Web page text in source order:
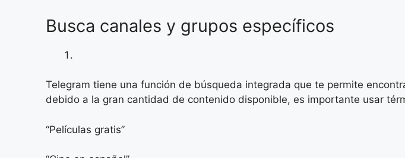
Busca canales y grupos específicos
Telegram tiene una función de búsqueda integrada que te permite
debido a la gran cantidad de contenido disponible, es importante usar
“Películas gratis”